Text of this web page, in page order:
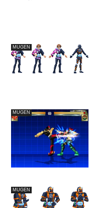
MUGEN
MUGEN
MUGEN